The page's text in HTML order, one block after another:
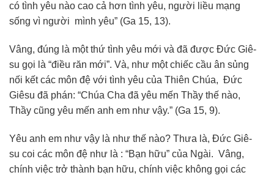
có tình yêu nào cao cả hơn tình yêu, người liều mạng
sống vì người mình yêu” (Ga 15, 13).
Vâng, đúng là một thứ tình yêu mới và đã được Đức Giê-
su gọi là “điều răn mới”. Và, như một chiếc cầu ân sủng
nối kết các môn đệ với tình yêu của Thiên Chúa, Đức
Giêsu đã phán: “Chúa Cha đã yêu mến Thầy thế nào,
Thầy cũng yêu mến anh em như vậy.” (Ga 15, 9).
Yêu anh em như vậy là như thế nào? Thưa là, Đức Giê-
su coi các môn đệ như là : “Bạn hữu” của Ngài. Vâng,
chính việc trở thành bạn hữu, chính việc không gọi các